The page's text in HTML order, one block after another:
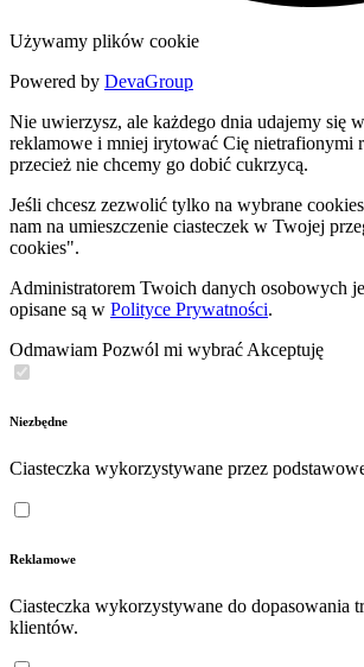
Używamy plików cookie
Powered by DevaGroup
Nie uwierzysz, ale każdego dnia udajemy się
reklamowe i mniej irytować Cię nietrafionymi
przecież nie chcemy go dobić cukrzycą.
Jeśli chcesz zezwolić tylko na wybrane
nam na umieszczenie ciasteczek w Twojej
cookies".
Administratorem Twoich danych osobowych
opisane są w Polityce Prywatności.
Odmawiam Pozwól mi wybrać Akceptuję
Niezbędne
Ciasteczka wykorzystywane przez
Reklamowe
Ciasteczka wykorzystywane do dopasowania
klientów.